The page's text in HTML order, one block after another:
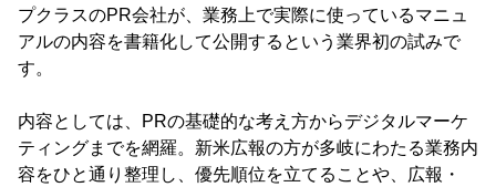
プクラスのPR会社が、業務上で実際に使っているマニュ
アルの内容を書籍化して公開するという業界初の試みで
す。
内容としては、PRの基礎的な考え方からデジタルマーケ
ティングまでを網羅。新米広報の方が多岐にわたる業務内
容をひと通り整理し、優先順位を立てることや、広報・